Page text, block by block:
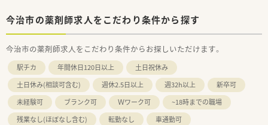
今治市の薬剤師求人をこだわり条件から探す
今治市の薬剤師求人をこだわり条件からお探しいただけます。
駅チカ 年間休日120日以上
土日祝休み
土日休み(相談可含む)
週休2.5日以上 週32h以上
新卒可
未経験可
ブランク可 Ｗワーク可
~18時までの職場
残業なし(ほぼなし含む)
転勤なし
車通勤可